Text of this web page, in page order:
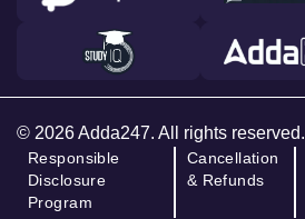
© 2026 Adda247. All rights reserved.
Responsible
Disclosure
Program
Cancellation
& Refunds